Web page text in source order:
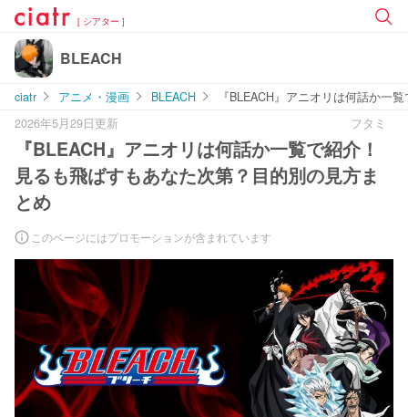
[ シアター ]
BLEACH
ciatr アニメ・漫画 BLEACH
『BLEACH』アニオリは何話か一
2026年5月29日更新
フタミ
『BLEACH』アニオリは何話か一覧で紹介！
見るも飛ばすもあなた次第？目的別の見方ま
とめ
このページにはプロモーションが含まれています